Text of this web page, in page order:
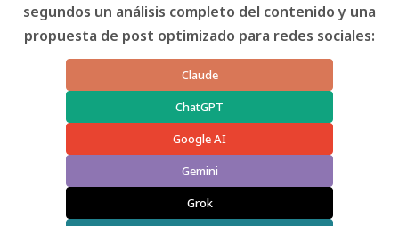
segundos un análisis completo del contenido y una
propuesta de post optimizado para redes sociales:
Claude
ChatGPT
Google AI
Gemini
Grok